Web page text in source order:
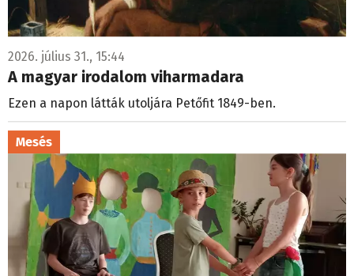
2026. július 31., 15:44
A magyar irodalom viharmadara
Ezen a napon látták utoljára Petőfit 1849-ben.
Mesés